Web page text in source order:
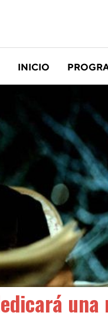
INICIO